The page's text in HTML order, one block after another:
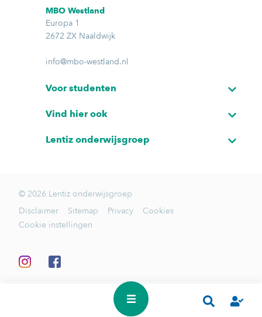
MBO Westland
Europa 1
2672 ZX Naaldwijk
info@mbo-westland.nl
Voor studenten
Vind hier ook
Lentiz onderwijsgroep
© 2026 Lentiz onderwijsgroep
Disclaimer
Sitemap Privacy
Cookies
Cookie instellingen